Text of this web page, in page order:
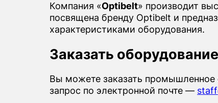
Компания «Optibelt» производит
посвящена бренду Optibelt и
характеристиками оборудования.
Заказать
Вы можете заказать
запрос по электронной почте —